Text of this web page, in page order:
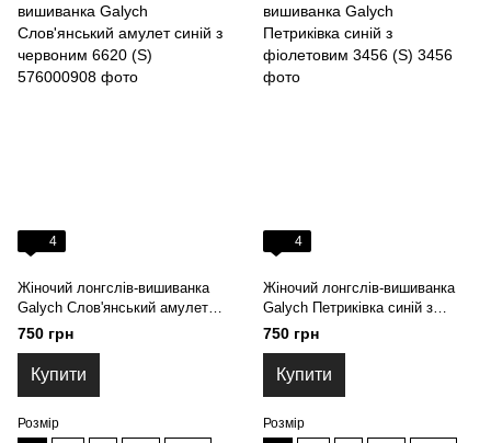
4
Жіночий лонгслів-вишиванка
Galych Слов'янський амулет
синій з червоним 6620 (S)
750 грн
Купити
Розмір
4
Жіночий лонгслів-вишиванка
Galych Петриківка синій з
фіолетовим 3456 (S)
750 грн
Купити
Розмір